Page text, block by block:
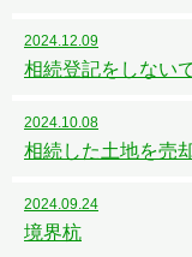
2024.12.09
相続登記をしない
2024.10.08
相続した土地を売
2024.09.24
境界杭